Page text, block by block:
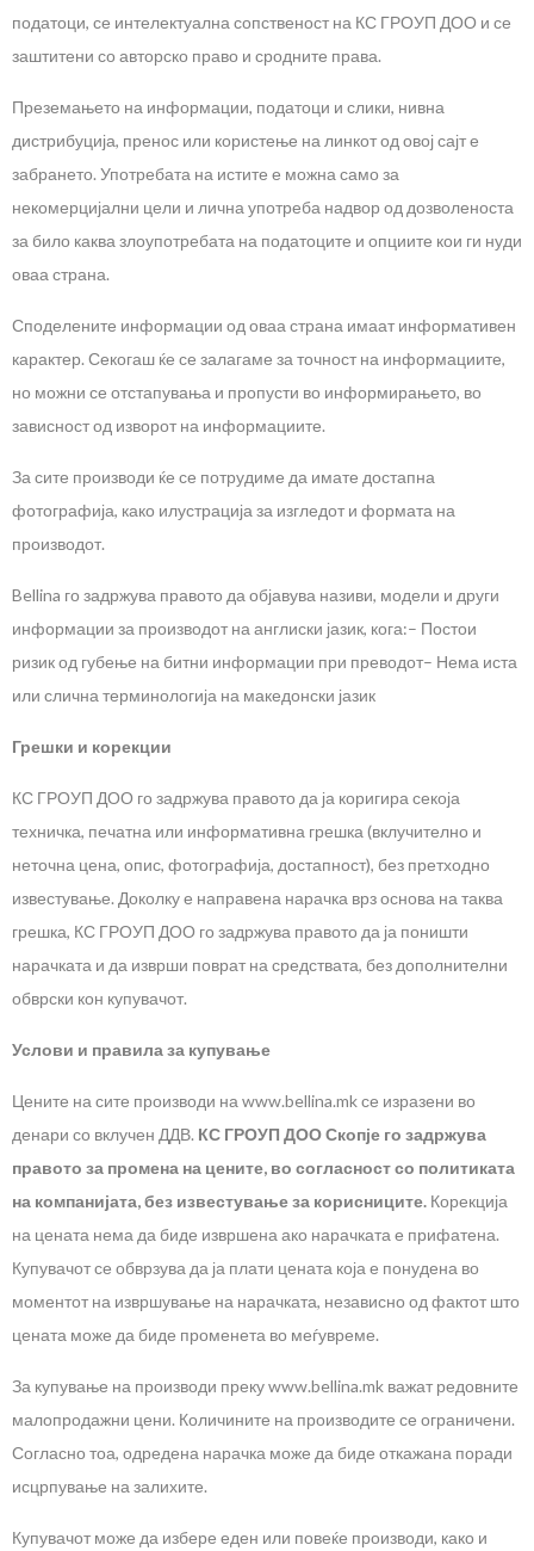
податоци, се интелектуална сопственост на КС ГРОУП ДОО и се
заштитени со авторско право и сродните права.
Преземањето на информации, податоци и слики, нивна
дистрибуција, пренос или користење на линкот од овој сајт е
забрането. Употребата на истите е можна само за
некомерцијални цели и лична употреба надвор од дозволеноста
за било каква злоупотребата на податоците и опциите кои ги нуди
оваа страна.
Споделените информации од оваа страна имаат информативен
карактер. Секогаш ќе се залагаме за точност на информациите,
но можни се отстапувања и пропусти во информирањето, во
зависност од изворот на информациите.
За сите производи ќе се потрудиме да имате достапна
фотографија, како илустрација за изгледот и формата на
производот.
Bellina го задржува правото да објавува називи, модели и други
информации за производот на англиски јазик, кога:– Постои
ризик од губење на битни информации при преводот– Нема иста
или слична терминологија на македонски јазик
Грешки и корекции
КС ГРОУП ДОО го задржува правото да ја коригира секоја
техничка, печатна или информативна грешка (вклучително и
неточна цена, опис, фотографија, достапност), без претходно
известување. Доколку е направена нарачка врз основа на таква
грешка, КС ГРОУП ДОО го задржува правото да ја поништи
нарачката и да изврши поврат на средствата, без дополнителни
обврски кон купувачот.
Услови и правила за купување
Цените на сите производи на www.bellina.mk се изразени во
денари со вклучен ДДВ. КС ГРОУП ДОО Скопје го задржува
правото за промена на цените, во согласност со политиката
на компанијата, без известување за корисниците. Корекција
на цената нема да биде извршена ако нарачката е прифатена.
Купувачот се обврзува да ја плати цената која е понудена во
моментот на извршување на нарачката, независно од фактот што
цената може да биде променета во меѓувреме.
За купување на производи преку www.bellina.mk важат редовните
малопродажни цени. Количините на производите се ограничени.
Согласно тоа, одредена нарачка може да биде откажана поради
исцрпување на залихите.
Купувачот може да избере еден или повеќе производи, како и